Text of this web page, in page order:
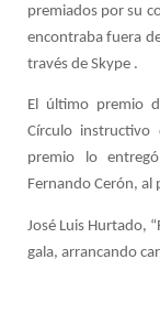
premiados por su
encontraba fuera
través de Skype .
El último premio
Círculo
premio lo
Fernando Cerón, al
José Luis Hurtado,
gala, arrancando